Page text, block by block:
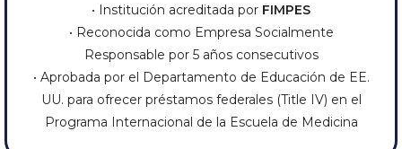
• Institución acreditada por FIMPES
• Reconocida como Empresa Socialmente
Responsable por 5 años consecutivos
• Aprobada por el Departamento de Educación de EE.
UU. para ofrecer préstamos federales (Title IV) en el
Programa Internacional de la Escuela de Medicina